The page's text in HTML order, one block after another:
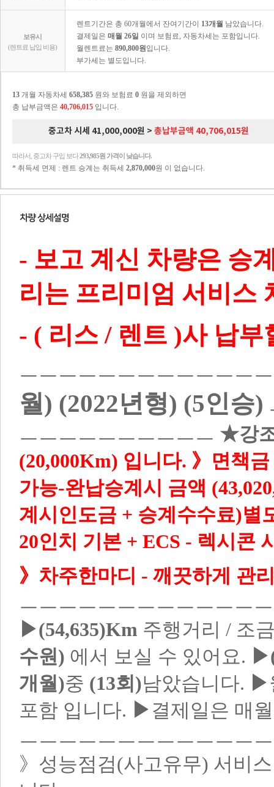
보유시
(렌트료 납입 비용)
렌트기간은 총 60개월에서 잔여기간이 13개월 남았습니다.
결제일은 매월 26일 이며 보험료, 자동차세는 포함입니다.
월렌트료는 890,800원입니다.
부가세는 별도입니다.
13 개월 자동차세 658,385 원와 보험료 0 원을 제외하면
총 납부금액은 40,706,015 입니다.
중고차 시세 41,000,000원 >총납부금액 40,706,015원
따라서, 중고차 구입 보다293,985원 가격이 낮습니다.
* 취득세 면제 : 렌트 승계는 취득세 2,870,000원 이 없습니다.
- 보고 계신 차량은 승
리는 프리미엄 서비스
- ( 리스 / 렌트 )사 납
ㅡㅡㅡㅡㅡㅡㅡㅡㅡㅡㅡㅡ
월) (2022년형) (5인승)
ㅡㅡㅡㅡㅡㅡㅡㅡㅡㅡ ★강
(20,000Km) 입니다. 》면책
가능-완납승계시 금액
계시인도금 + 승계수수료)별
20인치 기본 + ECS - 렉시콘
》차주한마디 - 깨끗하게 관
ㅡㅡㅡㅡㅡㅡㅡㅡㅡㅡㅡㅡ
▶(54,635)Km 주행거리 / 조
수원) 에서 보실 수 있어요.
개월)중 (13회)남았습니다. ▶
포함 입니다. ▶ 결제일은 매
ㅡㅡㅡㅡㅡㅡㅡㅡㅡㅡㅡㅡ
》성능점검(사고유무) 서비